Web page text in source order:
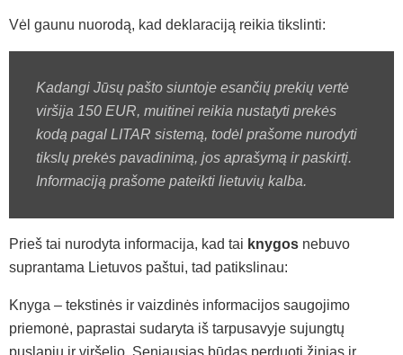
Vėl gaunu nuorodą, kad deklaraciją reikia tikslinti:
Kadangi Jūsų pašto siuntoje esančių prekių vertė
viršija 150 EUR, muitinei reikia nustatyti prekės
kodą pagal LITAR sistemą, todėl prašome nurodyti
tikslų prekės pavadinimą, jos aprašymą ir paskirtį.
Informaciją prašome pateikti lietuvių kalba.
Prieš tai nurodyta informacija, kad tai knygos nebuvo
suprantama Lietuvos paštui, tad patikslinau:
Knyga – tekstinės ir vaizdinės informacijos saugojimo
priemonė, paprastai sudaryta iš tarpusavyje sujungtų
puslapių ir viršelio. Seniausias būdas perduoti žinias ir